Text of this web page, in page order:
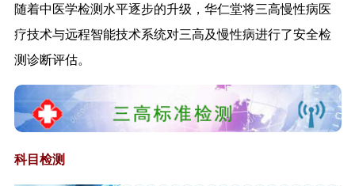
管理办法（试...
《外卖配送和快递从业人员新冠
九部门联合发文实施老年人居家
随着中医学检测水平逐步的升级，华仁堂将三高慢性病医
疗技术与远程智能技术系统对三高及慢性病进行了安全检
测诊断评估。
科目检测